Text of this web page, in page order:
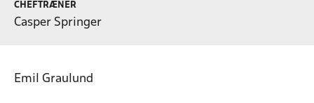
CHEFTRÆNER
Casper Springer
Emil Graulund